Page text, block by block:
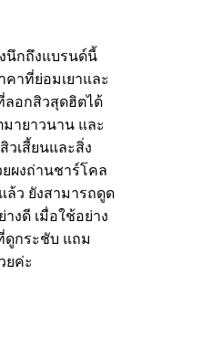
นึกถึงแบรนด์นี้
คาที่ย่อมเยาและ
ลอกสิวสุดฮิตได้
ายาวนาน และ
วเสี้ยนและสิ่ง
ยผงถ่านชาร์โคล
ล้ว ยังสามารถดูด
งดี เมื่อใช้อย่าง
ดูกระชับ แถม
ยค่ะ